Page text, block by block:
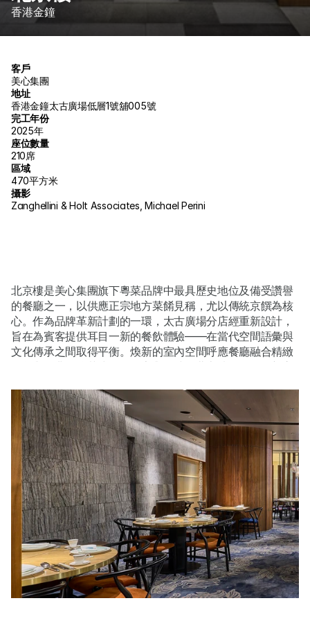
香港金鐘
客戶
美心集團
地址
香港金鐘太古廣場低層1號舖005號
完工年份
2025年
座位數量
210席
區域
470平方米
攝影
Zanghellini & Holt Associates, Michael Perini
北京樓是美心集團旗下粵菜品牌中最具歷史地位及備受讚譽
的餐廳之一，以供應正宗地方菜餚見稱，尤以傳統京饌為核
心。作為品牌革新計劃的一環，太古廣場分店經重新設計，
旨在為賓客提供耳目一新的餐飲體驗——在當代空間語彙與
文化傳承之間取得平衡。煥新的室內空間呼應餐廳融合精緻